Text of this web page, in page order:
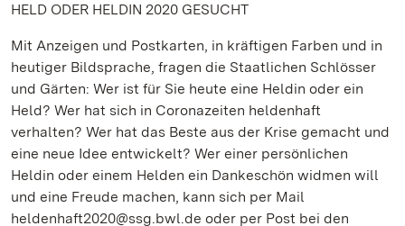
HELD ODER HELDIN 2020 GESUCHT
Mit Anzeigen und Postkarten, in kräftigen Farben und in
heutiger Bildsprache, fragen die Staatlichen Schlösser
und Gärten: Wer ist für Sie heute eine Heldin oder ein
Held? Wer hat sich in Coronazeiten heldenhaft
verhalten? Wer hat das Beste aus der Krise gemacht und
eine neue Idee entwickelt? Wer einer persönlichen
Heldin oder einem Helden ein Dankeschön widmen will
und eine Freude machen, kann sich per Mail
heldenhaft2020@ssg.bwl.de oder per Post bei den